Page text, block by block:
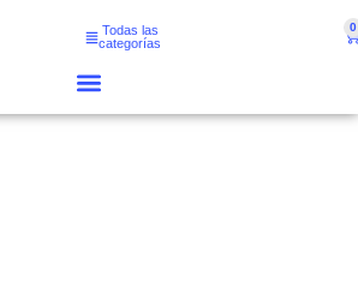
Todas las
categorías
0